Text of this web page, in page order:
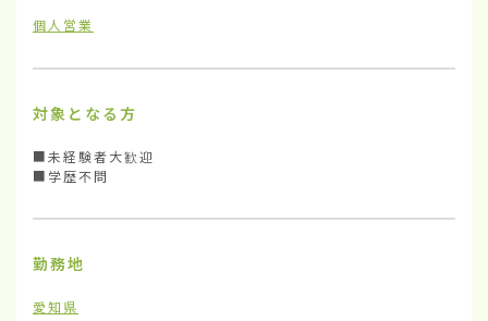
個人営業
対象となる方
■未経験者大歓迎
■学歴不問
勤務地
愛知県